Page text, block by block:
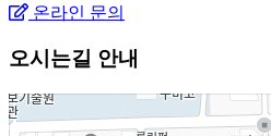
온라인 문의
오시는길 안내